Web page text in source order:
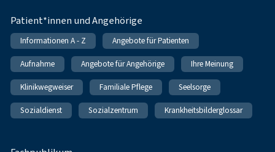
Patient*innen und Angehörige
Informationen A - Z Angebote für Patienten
Aufnahme Angebote für Angehörige Ihre Meinung
Klinikwegweiser Familiale Pflege Seelsorge
Sozialdienst Sozialzentrum Krankheitsbilderglossar